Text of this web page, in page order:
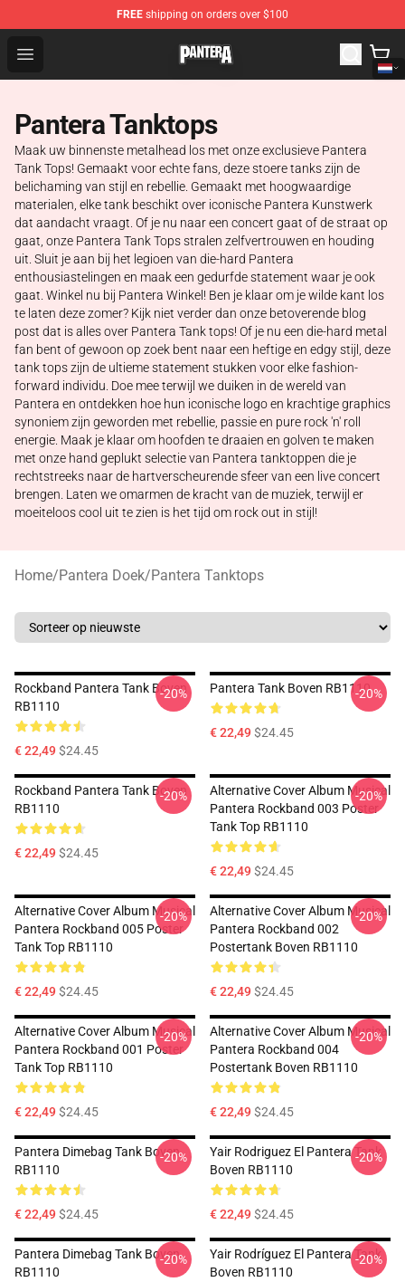
FREE shipping on orders over $100
Open menu
Pantera Store - Official Pantera Merchandise Shop
Pantera Tanktops
Maak uw binnenste metalhead los met onze exclusieve Pantera
Tank Tops! Gemaakt voor echte fans, deze stoere tanks zijn de
belichaming van stijl en rebellie. Gemaakt met hoogwaardige
materialen, elke tank beschikt over iconische Pantera Kunstwerk
dat aandacht vraagt. Of je nu naar een concert gaat of de straat op
gaat, onze Pantera Tank Tops stralen zelfvertrouwen en houding
uit. Sluit je aan bij het legioen van die-hard Pantera
enthousiastelingen en maak een gedurfde statement waar je ook
gaat. Winkel nu bij Pantera Winkel! Ben je klaar om je wilde kant los
te laten deze zomer? Kijk niet verder dan onze betoverende blog
post dat is alles over Pantera Tank tops! Of je nu een die-hard metal
fan bent of gewoon op zoek bent naar een heftige en edgy stijl, deze
tank tops zijn de ultieme statement stukken voor elke fashion-
forward individu. Doe mee terwijl we duiken in de wereld van
Pantera en ontdekken hoe hun iconische logo en krachtige graphics
synoniem zijn geworden met rebellie, passie en pure rock 'n' roll
energie. Maak je klaar om hoofden te draaien en golven te maken
met onze hand geplukt selectie van Pantera tanktoppen die je
rechtstreeks naar de hartverscheurende sfeer van een live concert
brengen. Laten we omarmen de kracht van de muziek, terwijl er
moeiteloos cool uit te zien is het tijd om rock out in stijl!
Home/Pantera Doek/Pantera Tanktops
Rockband Pantera Tank Boven
RB1110
€ 22,49$24.45
-20% Pantera Tank Boven RB1110
€ 22,49$24.45
-20%
Rockband Pantera Tank Boven
RB1110
€ 22,49$24.45
-20%
Alternative Cover Album Musical
Pantera Rockband 003 Poster
Tank Top RB1110
€ 22,49$24.45
-20%
Alternative Cover Album Musical
Pantera Rockband 005 Poster
Tank Top RB1110
€ 22,49$24.45
-20%
Alternative Cover Album Musical
Pantera Rockband 002
Postertank Boven RB1110
€ 22,49$24.45
-20%
Alternative Cover Album Musical
Pantera Rockband 001 Poster
Tank Top RB1110
€ 22,49$24.45
-20%
Alternative Cover Album Musical
Pantera Rockband 004
Postertank Boven RB1110
€ 22,49$24.45
-20%
Pantera Dimebag Tank Boven
RB1110
€ 22,49$24.45
-20%
Yair Rodriguez El Pantera Tank
Boven RB1110
€ 22,49$24.45
-20%
Pantera Dimebag Tank Boven
RB1110
-20%
Yair Rodríguez El Pantera Tank
Boven RB1110
-20%